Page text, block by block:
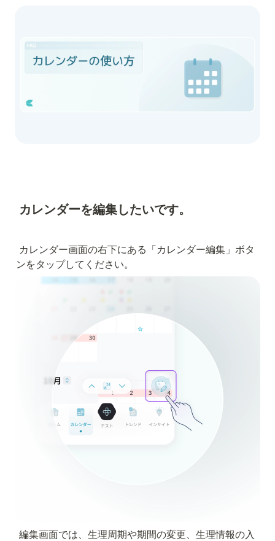
カレンダーを編集したいです。
カレンダー画面の右下にある「カレンダー編集」ボタ
ンをタップしてください。
編集画面では、生理周期や期間の変更、生理情報の入